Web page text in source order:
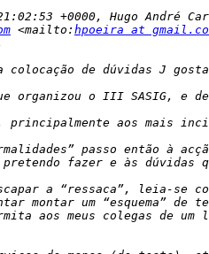
<mailto: hpoeira at